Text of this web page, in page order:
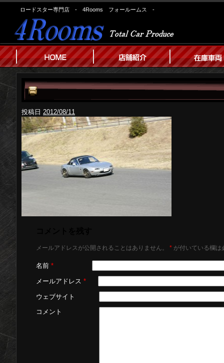
ロードスター専門店 - 4Rooms フォールームス -
投稿日 2012/08/11
メールアドレスが公開されることはありません。 * が付いている欄は
名前 *
メールアドレス *
ウェブサイト
コメント